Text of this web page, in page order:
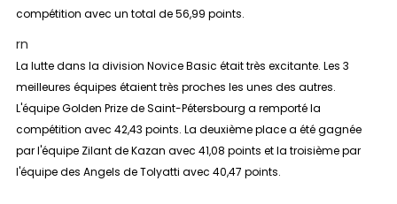
compétition avec un total de 56,99 points.
rn
La lutte dans la division Novice Basic était très excitante. Les 3
meilleures équipes étaient très proches les unes des autres.
L'équipe Golden Prize de Saint-Pétersbourg a remporté la
compétition avec 42,43 points. La deuxième place a été gagnée
par l'équipe Zilant de Kazan avec 41,08 points et la troisième par
l'équipe des Angels de Tolyatti avec 40,47 points.